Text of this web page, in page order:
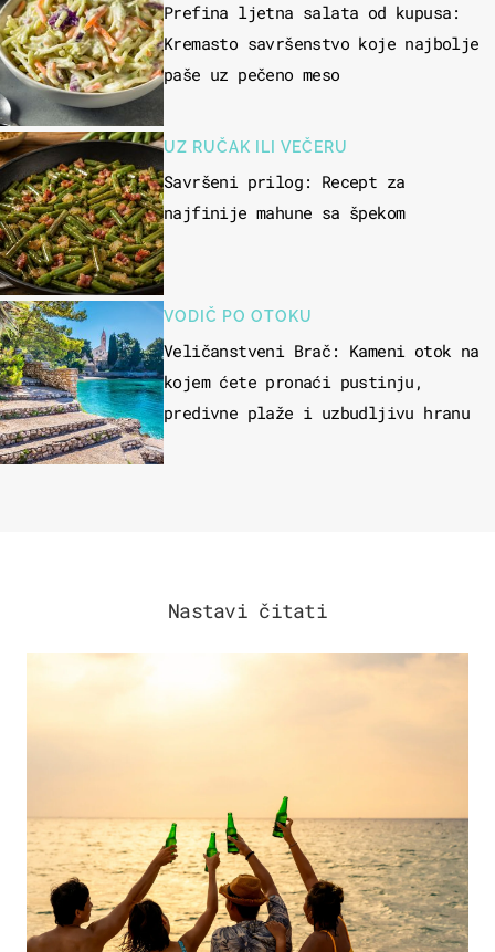
Prefina ljetna salata od kupusa:
Kremasto savršenstvo koje najbolje
paše uz pečeno meso
UZ RUČAK ILI VEČERU
Savršeni prilog: Recept za
najfinije mahune sa špekom
VODIČ PO OTOKU
Veličanstveni Brač: Kameni otok na
kojem ćete pronaći pustinju,
predivne plaže i uzbudljivu hranu
Nastavi čitati